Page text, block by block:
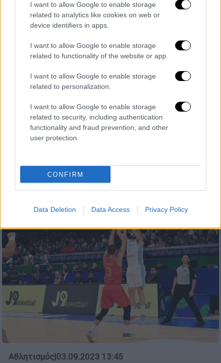
I want to allow Google to enable storage
related to analytics like cookies on web or
device identifiers in apps.
I want to allow Google to enable storage
related to functionality of the website or app.
I want to allow Google to enable storage
related to personalization.
I want to allow Google to enable storage
related to security, including authentication
functionality and fraud prevention, and other
user protection.
CONFIRM
Data Deletion Data Access Privacy Policy
Αθλητισμός|03.09.2023 18:52
Mundobasket 2023: Τρομερός Καναδάς
απέκλεισε την πρωταθλήτρια κόσμου
Ισπανία - Απίθανοι Λιθουανοί
προσγείωσαν τις ΗΠΑ - Τα ζευγάρια των
προημιτελικών
Τα ζευγάρια της προημιτελικής φάσης του
Mundobasket 2023
Αθλητισμός|03.09.2023 13:45